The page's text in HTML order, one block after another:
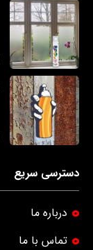
دسترسی سریع
درباره ما
تماس با ما